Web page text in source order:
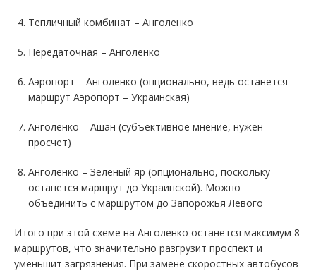
Тепличный комбинат – Анголенко
Передаточная – Анголенко
Аэропорт – Анголенко (опционально, ведь останется
маршрут Аэропорт – Украинская)
Анголенко – Ашан (субъективное мнение, нужен
просчет)
Анголенко – Зеленый яр (опционально, поскольку
останется маршрут до Украинской). Можно
объединить с маршрутом до Запорожья Левого
Итого при этой схеме на Анголенко останется максимум 8
маршрутов, что значительно разгрузит проспект и
уменьшит загрязнения. При замене скоростных автобусов